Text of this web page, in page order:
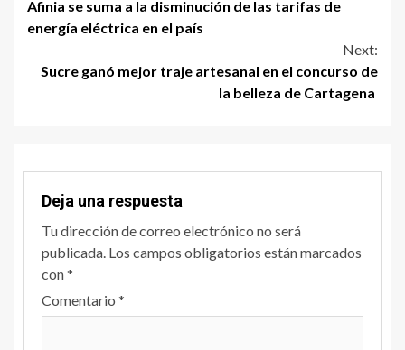
Afinia se suma a la disminución de las tarifas de
energía eléctrica en el país
Next:
Sucre ganó mejor traje artesanal en el concurso de
la belleza de Cartagena
Deja una respuesta
Tu dirección de correo electrónico no será
publicada. Los campos obligatorios están marcados
con*
Comentario *